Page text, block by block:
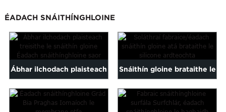
ÉADACH SNÁITHÍNGHLOINE
Ábhar ilchodach plaisteach
athneartaithe le snáithín
gloine...
Snáithín gloine brataithe le
silicone ardteochta...